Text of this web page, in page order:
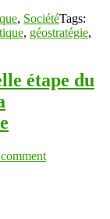
, SociétéTags:
, géostratégie,
étape du